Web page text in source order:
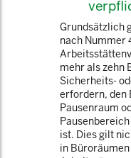
Grundsätzlich
nach Nummer
mehr als zehn
Sicherheits-
erfordern, den
Pausenraum
ist. Dies gilt
in